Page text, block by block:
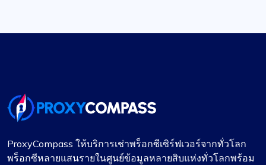
ProxyCompass ให้บริการเช่าพร็อกซีเซิร์ฟเวอร์จากทั่วโลก
พร็อกซีหลายแสนรายในศูนย์ข้อมูลหลายสิบแห่งทั่วโลกพร้อม